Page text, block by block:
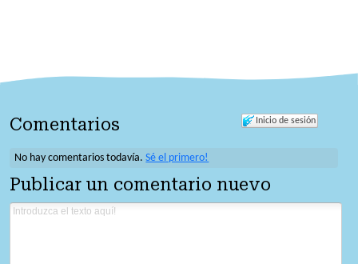
Inicio de sesión
Comentarios
No hay comentarios todavía.Sé el primero!
Publicar un comentario nuevo